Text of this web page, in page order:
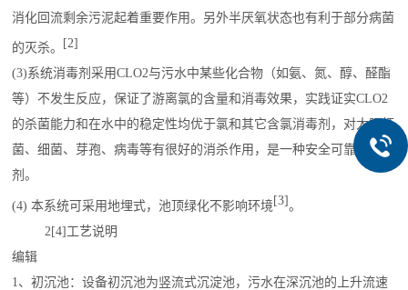
消化回流剩余污泥起着重要作用。另外半厌氧状态也有利于部分病菌
的灭杀。 [2]
(3)系统消毒剂采用CLO2与污水中某些化合物（如氨、氮、醇、醛酯
等）不发生反应，保证了游离氯的含量和消毒效果，实践证实CLO2
的杀菌能力和在水中的稳定性均优于氯和其它含氯消毒剂，对大肠杆
菌、细菌、芽孢、病毒等有很好的消杀作用，是一种安全可靠的消毒
剂。
(4) 本系统可采用地埋式，池顶绿化不影响环境 [3]。
2 [4] 工艺说明
编辑
1、初沉池：设备初沉池为竖流式沉淀池 ，污水在深沉池的上升流速